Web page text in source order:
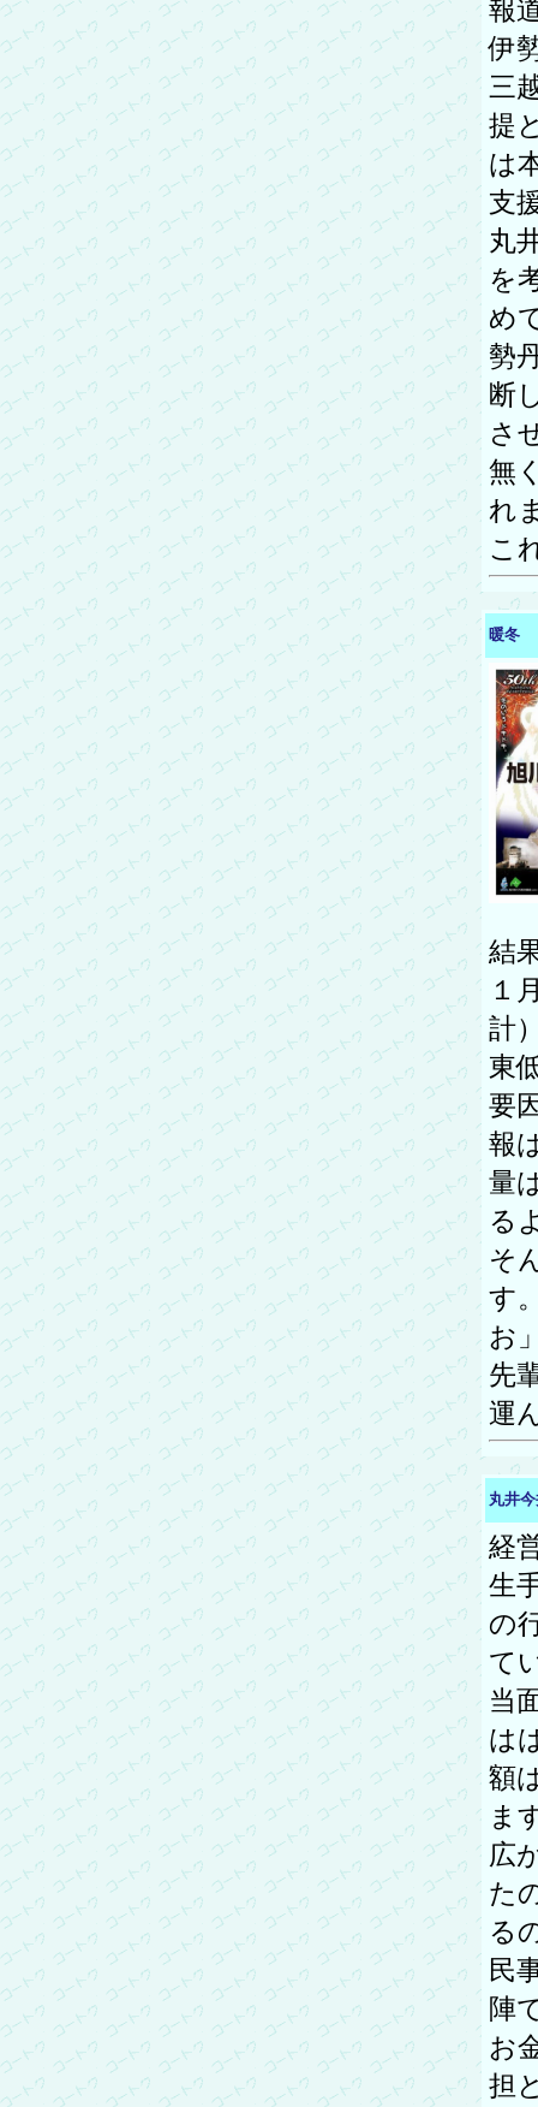
報
伊
三
提
は
支
丸
を
め
勢
断
さ
無
れ
こ
暖冬
結
１
計
東
要
報
量
る
そ
す
お
先
運
丸井
経
生
の
て
当
は
額
ま
広
た
る
民
陣
お
担